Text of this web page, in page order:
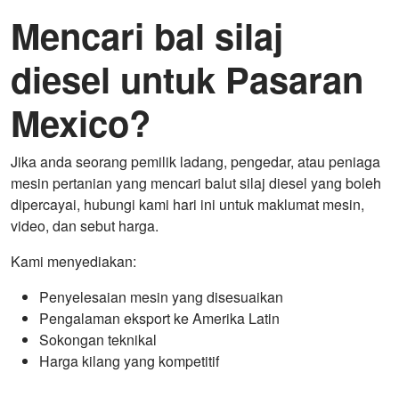
Mencari bal silaj
diesel untuk Pasaran
Mexico?
Jika anda seorang pemilik ladang, pengedar, atau peniaga
mesin pertanian yang mencari balut silaj diesel yang boleh
dipercayai, hubungi kami hari ini untuk maklumat mesin,
video, dan sebut harga.
Kami menyediakan:
Penyelesaian mesin yang disesuaikan
Pengalaman eksport ke Amerika Latin
Sokongan teknikal
Harga kilang yang kompetitif